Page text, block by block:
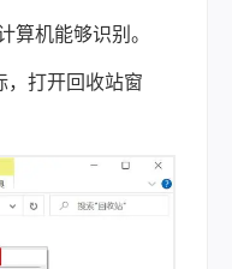
算机能够识别。
，打开回收站窗